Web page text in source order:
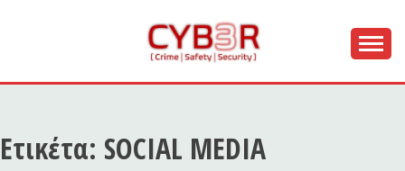
CYB3R
Ετικέτα: SOCIAL MEDIA